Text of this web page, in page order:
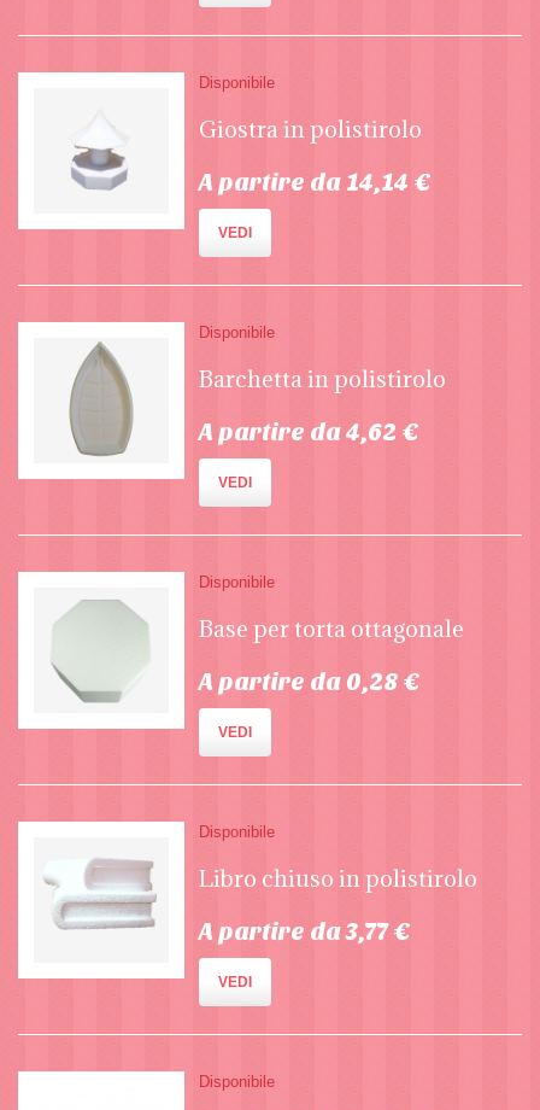
Disponibile
Giostra in polistirolo
A partire da 14,14 €
VEDI
Disponibile
Barchetta in polistirolo
A partire da 4,62 €
VEDI
Disponibile
Base per torta ottagonale
A partire da 0,28 €
VEDI
Disponibile
Libro chiuso in polistirolo
A partire da 3,77 €
VEDI
Disponibile